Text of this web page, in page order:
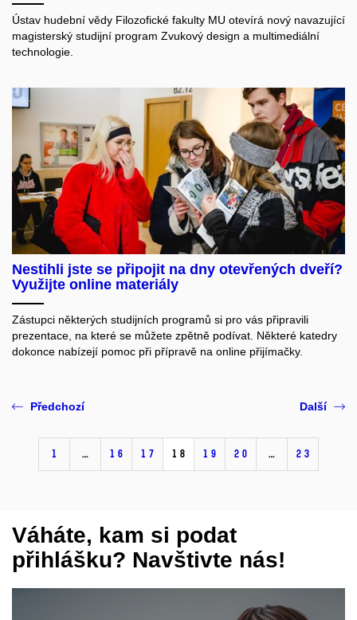
Ústav hudební vědy Filozofické fakulty MU otevírá nový navazující
magisterský studijní program Zvukový design a multimediální
technologie.
Nestihli jste se připojit na dny otevřených dveří?
Využijte online materiály
Zástupci některých studijních programů si pro vás připravili
prezentace, na které se můžete zpětně podívat. Některé katedry
dokonce nabízejí pomoc při přípravě na online přijímačky.
Předchozí
1 … 16 17 18 19 20 … 23
Další
Váháte, kam si podat
přihlášku? Navštivte nás!